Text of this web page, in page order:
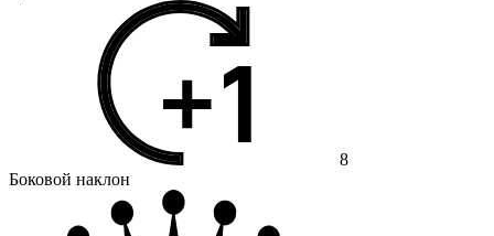
8
Боковой наклон